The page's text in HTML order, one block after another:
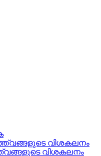
വിശകലനം
വിശകലനം